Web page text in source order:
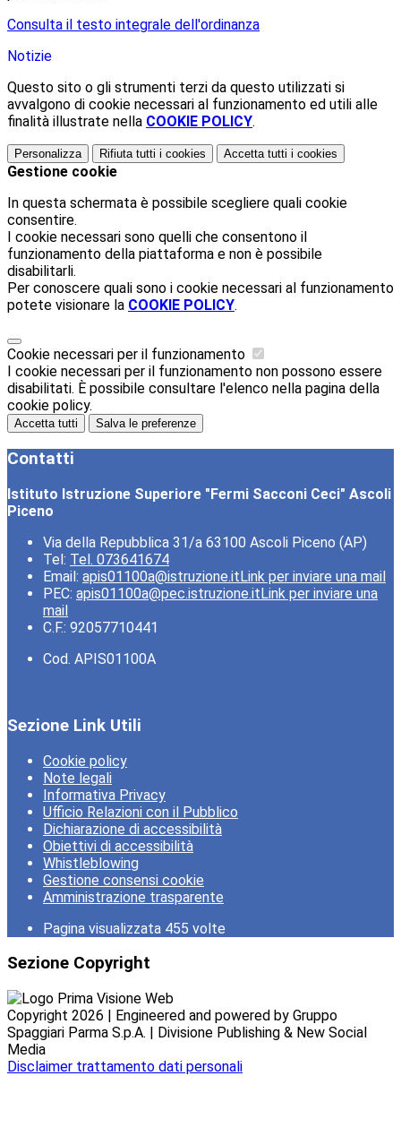
Consulta il testo integrale dell'ordinanza
Notizie
Questo sito o gli strumenti terzi da questo utilizzati si
avvalgono di cookie necessari al funzionamento ed utili alle
finalità illustrate nella COOKIE POLICY.
Personalizza Rifiuta tutti i cookies Accetta tutti i cookies
Gestione cookie
In questa schermata è possibile scegliere quali cookie
consentire.
I cookie necessari sono quelli che consentono il
funzionamento della piattaforma e non è possibile
disabilitarli.
Per conoscere quali sono i cookie necessari al funzionamento
potete visionare la COOKIE POLICY.
Cookie necessari per il funzionamento
I cookie necessari per il funzionamento non possono essere
disabilitati. È possibile consultare l'elenco nella pagina della
cookie policy.
Accetta tutti Salva le preferenze
Contatti
Istituto Istruzione Superiore "Fermi Sacconi Ceci" Ascoli
Piceno
Via della Repubblica 31/a 63100 Ascoli Piceno (AP)
Tel: Tel. 073641674
Email: apis01100a@istruzione.itLink per inviare una mail
PEC: apis01100a@pec.istruzione.itLink per inviare una
mail
C.F.: 92057710441
Cod. APIS01100A
Sezione Link Utili
Cookie policy
Note legali
Informativa Privacy
Ufficio Relazioni con il Pubblico
Dichiarazione di accessibilità
Obiettivi di accessibilità
Whistleblowing
Gestione consensi cookie
Amministrazione trasparente
Pagina visualizzata 455 volte
Sezione Copyright
Copyright 2026 | Engineered and powered by Gruppo
Spaggiari Parma S.p.A. | Divisione Publishing & New Social
Media
Disclaimer trattamento dati personali